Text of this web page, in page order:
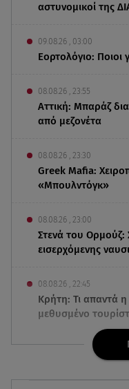
αστυνομικοί της
09.08.26 , 03:00
Εορτολόγιο: Ποιοι
08.08.26 , 23:55
Αττική: Μπαράζ
από μεζονέτα
08.08.26 , 23:30
Greek Mafia:
«Μπουλντόγκ»
08.08.26 , 23:00
Στενά του Ορμούζ:
εισερχόμενης
08.08.26 , 22:45
Κρήτη: Τι απαντά η
μεθυσμένο
Αλεξανδρούπολη:
αισθήσεις του